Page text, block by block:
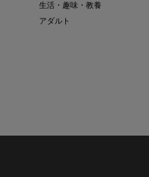
生活・趣味・教養
アダルト